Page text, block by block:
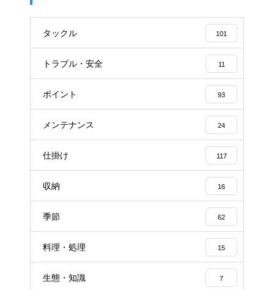
タックル 101
トラブル・安全 11
ポイント 93
メンテナンス 24
仕掛け 117
収納 16
季節 62
料理・処理 15
生態・知識 7